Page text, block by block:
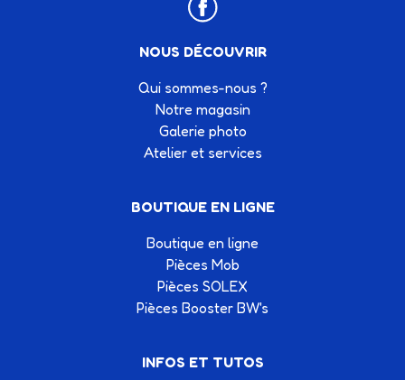
NOUS DÉCOUVRIR
Qui sommes-nous ?
Notre magasin
Galerie photo
Atelier et services
BOUTIQUE EN LIGNE
Boutique en ligne
Pièces Mob
Pièces SOLEX
Pièces Booster BW's
INFOS ET TUTOS